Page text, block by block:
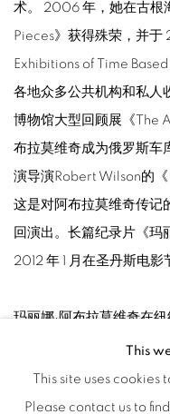
术。 2006 年，她在古根
Pieces》获得殊荣，并于
Exhibitions of Time
各地众多公共机构和私人
博物馆大型回顾展《The
布拉莫维奇成为俄罗斯车
演导演Robert Wilson的《
这是对阿布拉莫维奇传记
回演出。长篇纪录片《玛
2012 年 1 月在圣丹斯电影
玛丽娜·阿布拉莫维奇在
This
This site uses
Please contact us to